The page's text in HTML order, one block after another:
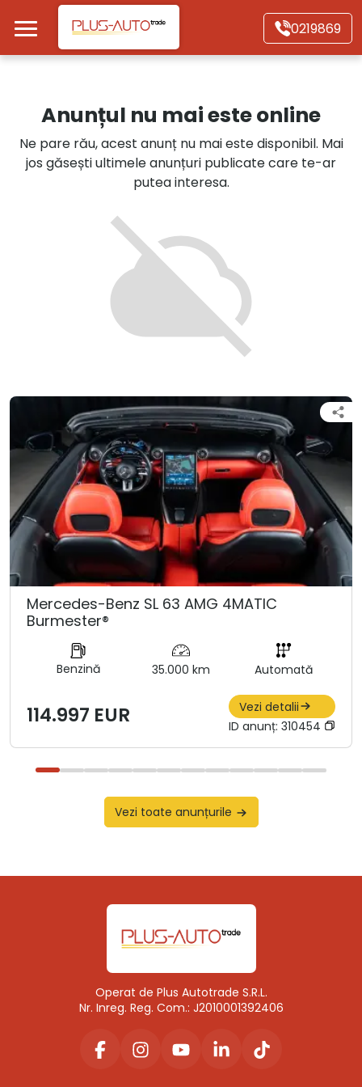
Mergi direct la conținutul principal
0219869
Autoturisme
Motociclete
Autoutilitare
Alte tipuri vehicule
Anunțul nu mai este online
Ne pare rău, acest anunț nu mai este disponibil. Mai
jos găsești ultimele anunțuri publicate care te-ar
putea interesa.
Mercedes-Benz SL 63 AMG 4MATIC
Burmester®
Benzină 35.000 km Automată
114.997 EUR
Vezi detalii
ID anunț: 310454
Vezi toate anunțurile
Operat de Plus Autotrade S.R.L.
Nr. Inreg. Reg. Com.: J2010001392406